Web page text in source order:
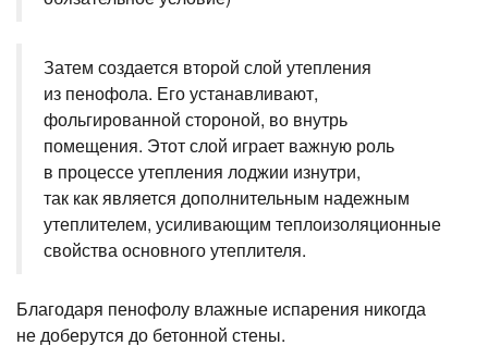
Затем создается второй слой утепления
из пенофола. Его устанавливают,
фольгированной стороной, во внутрь
помещения. Этот слой играет важную роль
в процессе утепления лоджии изнутри,
так как является дополнительным надежным
утеплителем, усиливающим теплоизоляционные
свойства основного утеплителя.
Благодаря пенофолу влажные испарения никогда
не доберутся до бетонной стены.